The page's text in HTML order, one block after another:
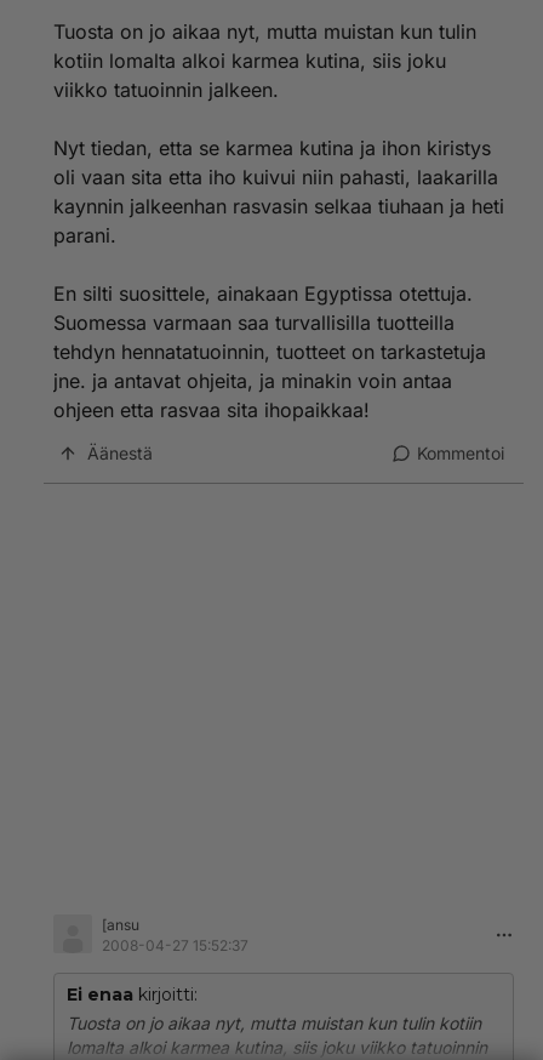
Tuosta on jo aikaa nyt, mutta muistan kun tulin
kotiin lomalta alkoi karmea kutina, siis joku
viikko tatuoinnin jalkeen.
Nyt tiedan, etta se karmea kutina ja ihon kiristys
oli vaan sita etta iho kuivui niin pahasti, laakarilla
kaynnin jalkeenhan rasvasin selkaa tiuhaan ja heti
parani.
En silti suosittele, ainakaan Egyptissa otettuja.
Suomessa varmaan saa turvallisilla tuotteilla
tehdyn hennatatuoinnin, tuotteet on tarkastetuja
jne. ja antavat ohjeita, ja minakin voin antaa
ohjeen etta rasvaa sita ihopaikkaa!
Äänestä Kommentoi
[ansu
2008-04-27 15:52:37
Ei enaa kirjoitti:
Tuosta on jo aikaa nyt, mutta muistan kun tulin kotiin
lomalta alkoi karmea kutina, siis joku viikko tatuoinnin